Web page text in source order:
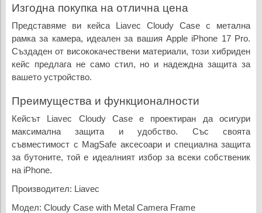
Изгодна покупка на отлична цена
Представяме ви кейса Liavec Cloudy Case с метална
рамка за камера, идеален за вашия Apple iPhone 17 Pro.
Създаден от висококачествени материали, този хибриден
кейс предлага не само стил, но и надеждна защита за
вашето устройство.
Преимущества и функционалности
Кейсът Liavec Cloudy Case е проектиран да осигури
максимална защита и удобство. Със своята
съвместимост с MagSafe аксесоари и специална защита
за бутоните, той е идеалният избор за всеки собственик
на iPhone.
Производител: Liavec
Модел: Cloudy Case with Metal Camera Frame